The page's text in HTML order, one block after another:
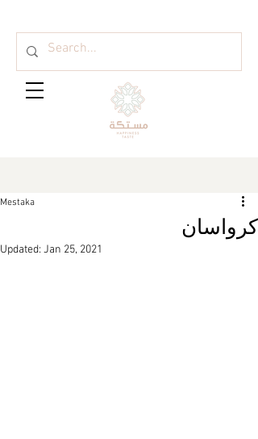
كرواسان
Mestaka
Updated: Jan 25, 2021